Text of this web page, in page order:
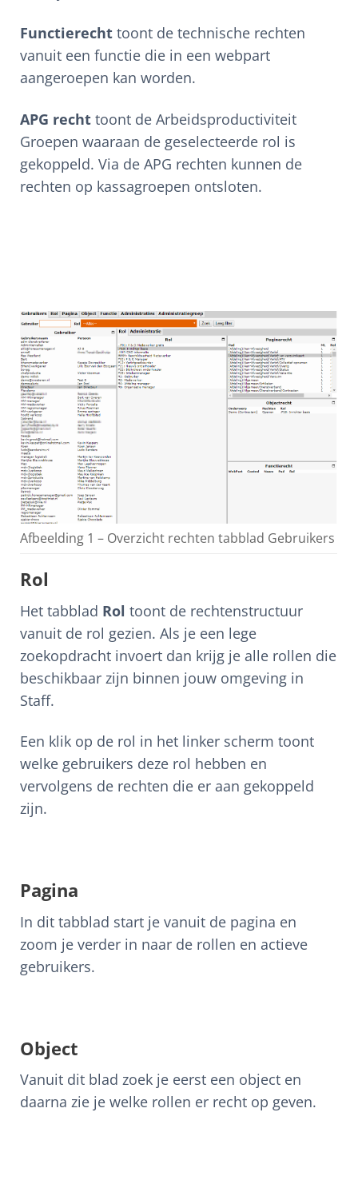
Functierecht toont de technische rechten
vanuit een functie die in een webpart
aangeroepen kan worden.
APG recht toont de Arbeidsproductiviteit
Groepen waaraan de geselecteerde rol is
gekoppeld. Via de APG rechten kunnen de
rechten op kassagroepen ontsloten.
Afbeelding 1 – Overzicht rechten tabblad Gebruikers
Rol
Het tabblad Rol toont de rechtenstructuur
vanuit de rol gezien. Als je een lege
zoekopdracht invoert dan krijg je alle rollen die
beschikbaar zijn binnen jouw omgeving in
Staff.
Een klik op de rol in het linker scherm toont
welke gebruikers deze rol hebben en
vervolgens de rechten die er aan gekoppeld
zijn.
Pagina
In dit tabblad start je vanuit de pagina en
zoom je verder in naar de rollen en actieve
gebruikers.
Object
Vanuit dit blad zoek je eerst een object en
daarna zie je welke rollen er recht op geven.